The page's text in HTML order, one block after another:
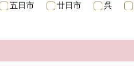
五日市 廿日市 呉